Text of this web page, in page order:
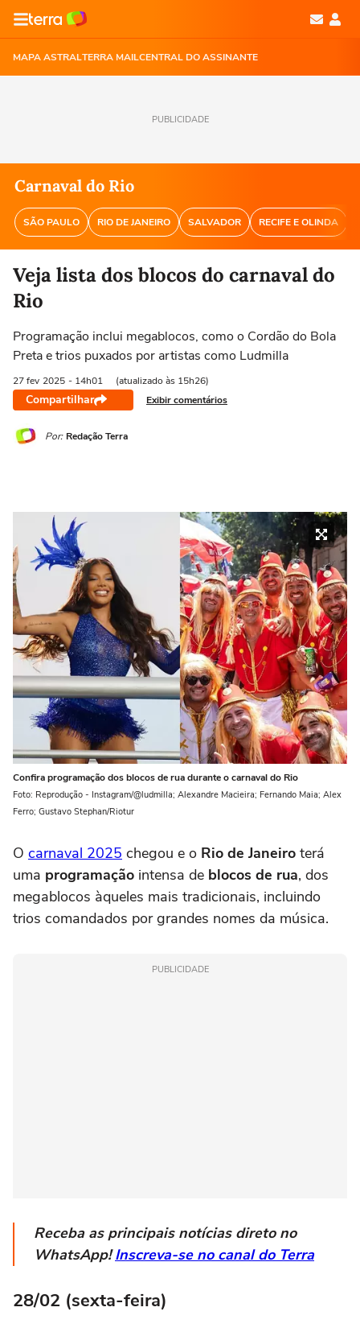
MAPA ASTRALTERRA MAILCENTRAL DO ASSINANTE
PUBLICIDADE
Carnaval do Rio
SÃO PAULO RIO DE JANEIRO SALVADOR RECIFE E OLINDA
Veja lista dos blocos do carnaval do
Rio
Programação inclui megablocos, como o Cordão do Bola
Preta e trios puxados por artistas como Ludmilla
27 fev 2025 - 14h01 (atualizado às 15h26)
Compartilhar Exibir comentários
Por: Redação Terra
Confira programação dos blocos de rua durante o carnaval do Rio
Foto: Reprodução - Instagram/@ludmilla; Alexandre Macieira; Fernando Maia; Alex
Ferro; Gustavo Stephan/Riotur
O carnaval 2025 chegou e o Rio de Janeiro terá
uma programação intensa de blocos de rua, dos
megablocos àqueles mais tradicionais, incluindo
trios comandados por grandes nomes da música.
PUBLICIDADE
Receba as principais notícias direto no
WhatsApp!Inscreva-se no canal do Terra
28/02 (sexta-feira)